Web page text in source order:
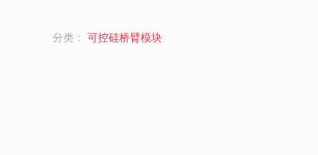
分类： 可控硅桥臂模块